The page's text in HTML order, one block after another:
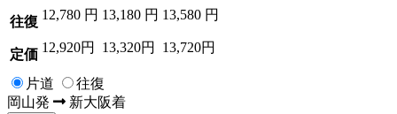
往復
定価
12,780 円
12,920円
13,180 円
13,320円
13,580 円
13,720円
片道
往復
岡山発 新大阪着